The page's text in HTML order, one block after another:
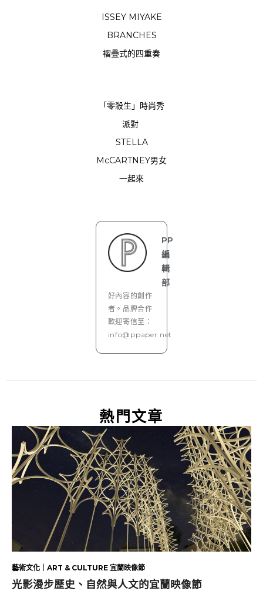
ISSEY MIYAKE
BRANCHES
褶疊式的四重奏
「零殺生」時尚秀
派對
STELLA
McCARTNEY男女
一起來
PP
編
輯
部
好內容的創作
者。品牌合作
歡迎寄信至：
info@ppaper.net
熱門文章
藝術文化｜ART & CULTURE 宜蘭映像節
光影漫步歷史、自然與人文的宜蘭映像節